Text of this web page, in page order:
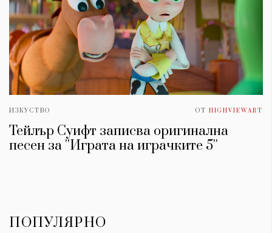
ИЗКУСТВО ОТ HIGHVIEWART
Тейлър Суифт записва оригинална
песен за ''Играта на играчките 5''
ПОПУЛЯРНО